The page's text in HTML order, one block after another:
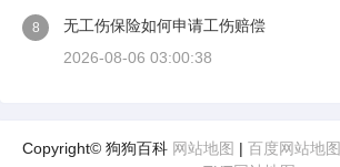
8
无工伤保险如何申请工伤赔偿
2026-08-06 03:00:38
Copyright© 狗狗百科 网站地图 | 百度网站地图